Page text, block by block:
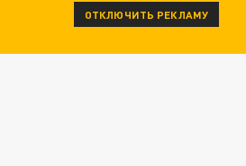
ОТКЛЮЧИТЬ РЕКЛАМУ